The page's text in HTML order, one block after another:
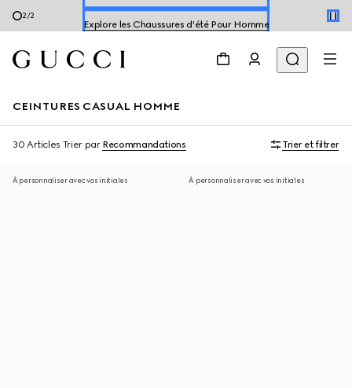
2/2
CEINTURES CASUAL HOMME
30 Articles Trier par Recommandations Trier et filtrer
À personnaliser avec vos initiales À personnaliser avec vos initiales